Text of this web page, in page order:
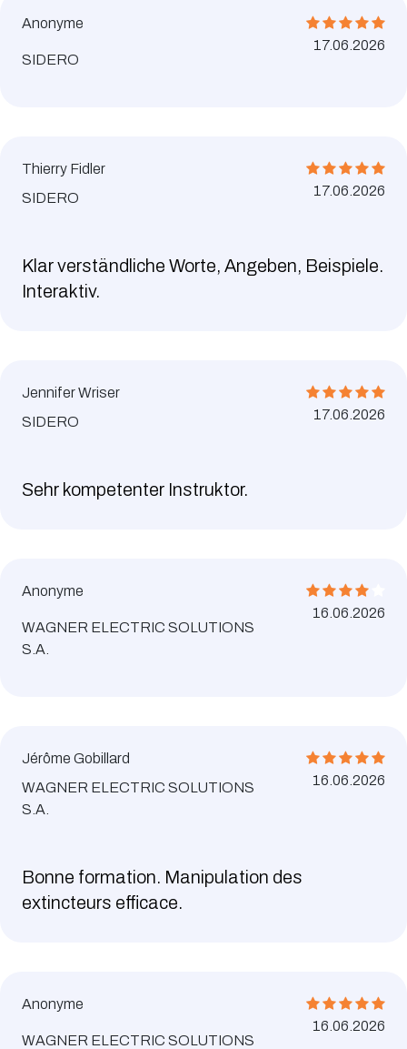
Anonyme
SIDERO
17.06.2026
Thierry Fidler
SIDERO
17.06.2026
Klar verständliche Worte, Angeben, Beispiele.
Interaktiv.
Jennifer Wriser
SIDERO
17.06.2026
Sehr kompetenter Instruktor.
Anonyme
WAGNER ELECTRIC SOLUTIONS
S.A.
16.06.2026
Jérôme Gobillard
WAGNER ELECTRIC SOLUTIONS
S.A.
16.06.2026
Bonne formation. Manipulation des
extincteurs efficace.
Anonyme
WAGNER ELECTRIC SOLUTIONS
16.06.2026